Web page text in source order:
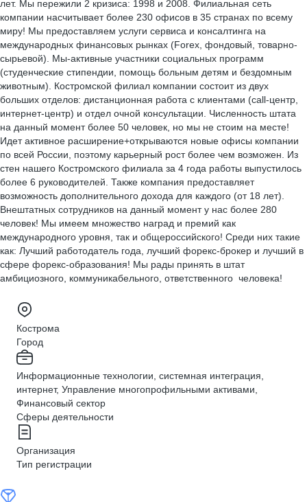
лет. Мы пережили 2 кризиса: 1998 и 2008. Филиальная сеть
компании насчитывает более 230 офисов в 35 странах по всему
миру! Мы предоставляем услуги сервиса и консалтинга на
международных финансовых рынках (Forex, фондовый, товарно-
сырьевой). Мы-активные участники социальных программ
(студенческие стипендии, помощь больным детям и бездомным
животным). Костромской филиал компании состоит из двух
больших отделов: дистанционная работа с клиентами (call-центр,
интернет-центр) и отдел очной консультации. Численность штата
на данный момент более 50 человек, но мы не стоим на месте!
Идет активное расширение+открываются новые офисы компании
по всей России, поэтому карьерный рост более чем возможен. Из
стен нашего Костромского филиала за 4 года работы выпустилось
более 6 руководителей. Также компания предоставляет
возможность дополнительного дохода для каждого (от 18 лет).
Внештатных сотрудников на данный момент у нас более 280
человек! Мы имеем множество наград и премий как
международного уровня, так и общероссийского! Среди них такие
как: Лучший работодатель года, лучший форекс-брокер и лучший в
сфере форекс-образования! Мы рады принять в штат
амбициозного, коммуникабельного, ответственного человека!
Кострома
Город
Информационные технологии, системная интеграция,
интернет, Управление многопрофильными активами,
Финансовый сектор
Сферы деятельности
Организация
Тип регистрации